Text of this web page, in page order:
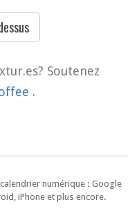
Soutenez
.
numérique : Google
iPhone et plus encore.